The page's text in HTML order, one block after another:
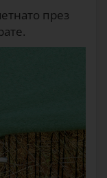
през